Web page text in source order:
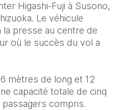
Higashi-Fuji à Susono,
Le véhicule
la presse au centre de
où le succès du vol a
mètres de long et 12
capacité totale de cinq
compris.